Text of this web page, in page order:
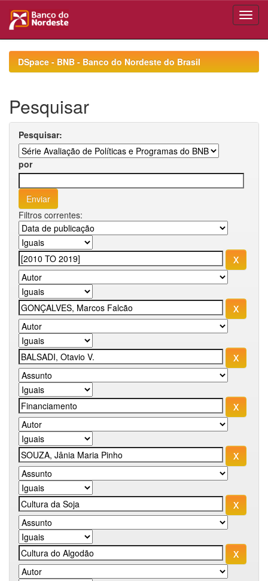
navigationDSpace - BNB - Banco do Nordeste do Brasil
Pesquisar
Pesquisar:
por
Filtros correntes: